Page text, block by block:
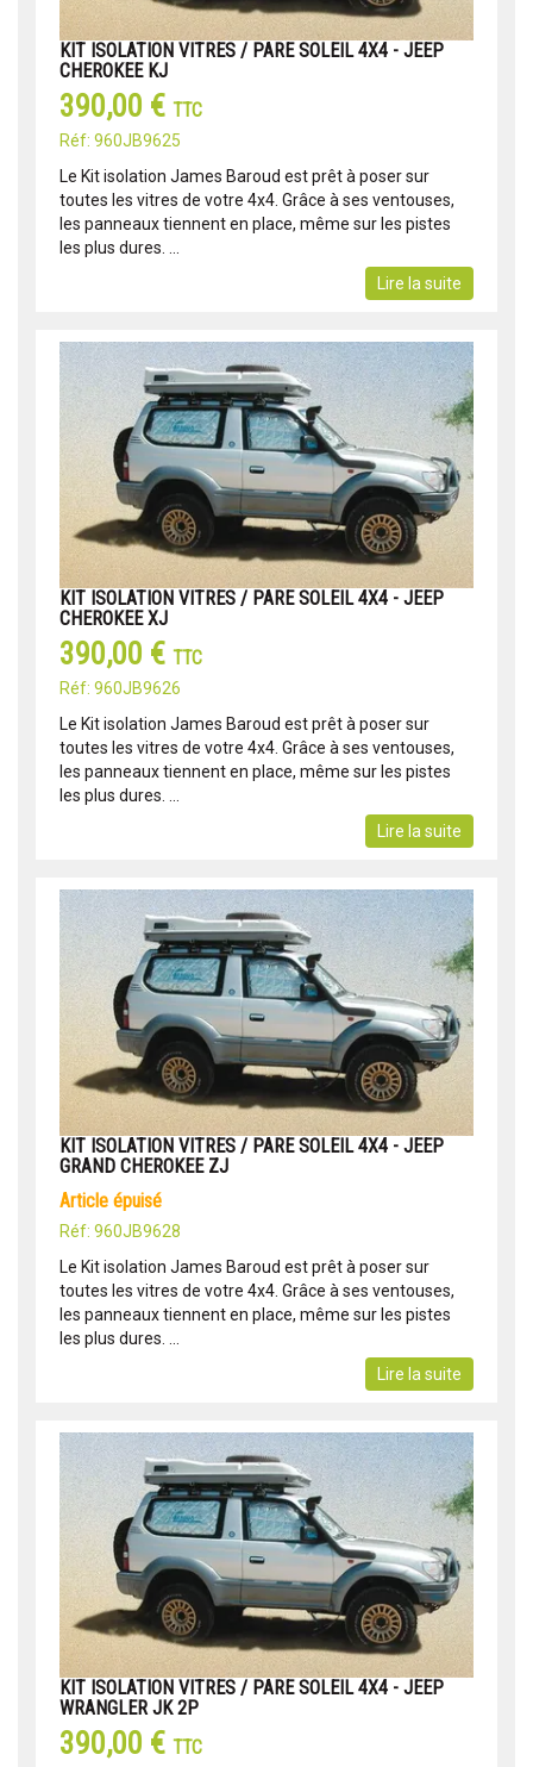
KIT ISOLATION VITRES / PARE SOLEIL 4X4 - JEEP
CHEROKEE KJ
390,00 € TTC
Réf: 960JB9625
Le Kit isolation James Baroud est prêt à poser sur
toutes les vitres de votre 4x4. Grâce à ses ventouses,
les panneaux tiennent en place, même sur les pistes
les plus dures. ...
Lire la suite
KIT ISOLATION VITRES / PARE SOLEIL 4X4 - JEEP
CHEROKEE XJ
390,00 € TTC
Réf: 960JB9626
Le Kit isolation James Baroud est prêt à poser sur
toutes les vitres de votre 4x4. Grâce à ses ventouses,
les panneaux tiennent en place, même sur les pistes
les plus dures. ...
Lire la suite
KIT ISOLATION VITRES / PARE SOLEIL 4X4 - JEEP
GRAND CHEROKEE ZJ
article épuisé
Réf: 960JB9628
Le Kit isolation James Baroud est prêt à poser sur
toutes les vitres de votre 4x4. Grâce à ses ventouses,
les panneaux tiennent en place, même sur les pistes
les plus dures. ...
Lire la suite
KIT ISOLATION VITRES / PARE SOLEIL 4X4 - JEEP
WRANGLER JK 2P
390,00 € TTC